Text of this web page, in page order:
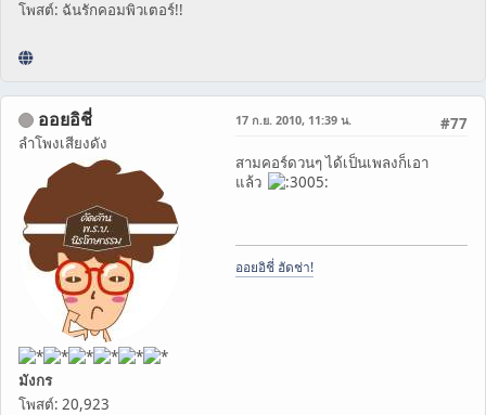
โพสต์: ฉันรักคอมพิวเตอร์!!
ออยอิชี่
ลำโพงเสียงดัง
มังกร
โพสต์: 20,923
#77
17 ก.ย. 2010, 11:39 น.
สามคอร์ดวนๆ ได้เป็นเพลงก็เอา
แล้ว
ออยอิชี่ ฮัดช่า!